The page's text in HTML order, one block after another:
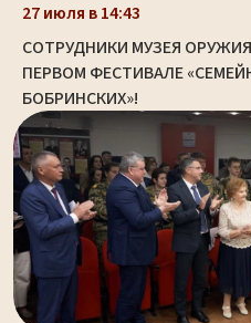
27 июля в 14:43
СОТРУДНИКИ МУЗЕЯ
ПЕРВОМ ФЕСТИВАЛЕ
БОБРИНСКИХ»!